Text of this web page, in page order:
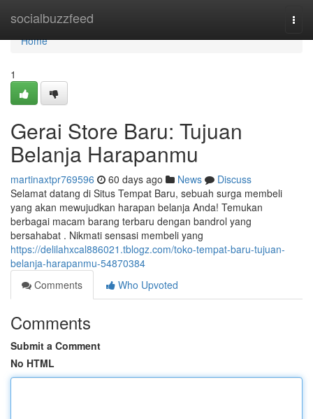
socialbuzzfeed
Home
Home
1
Gerai Store Baru: Tujuan
Belanja Harapanmu
martinaxtpr769596 60 days ago News
Discuss
Selamat datang di Situs Tempat Baru, sebuah surga membeli
yang akan mewujudkan harapan belanja Anda! Temukan
berbagai macam barang terbaru dengan bandrol yang
bersahabat . Nikmati sensasi membeli yang
https://delilahxcal886021.tblogz.com/toko-tempat-baru-tujuan-
belanja-harapanmu-54870384
Comments
Who Upvoted
Comments
Submit a Comment
No HTML